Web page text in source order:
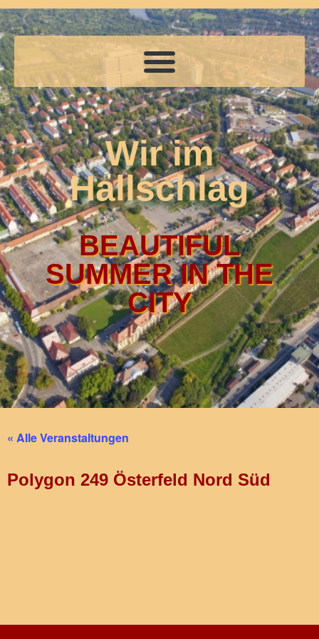
Wir im
Hallschlag
BEAUTIFUL
SUMMER IN THE
CITY
« Alle Veranstaltungen
Polygon 249 Österfeld Nord Süd